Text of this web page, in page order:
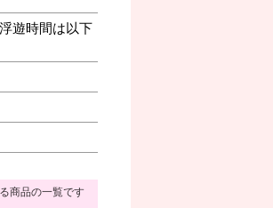
遊時間は以下
商品の一覧です